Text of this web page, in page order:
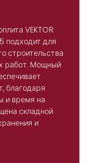
VEKTOR
подходит для
строительства
работ. Мощный
благодаря
и время на
складной
и